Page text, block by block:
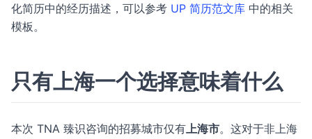
化简历中的经历描述，可以参考 UP 简历范文库 中的相关
模板。
只有上海一个选择意味着什么
本次 TNA 臻识咨询的招募城市仅有上海市。这对于非上海